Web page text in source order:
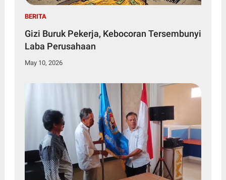
BERITA
Gizi Buruk Pekerja, Kebocoran Tersembunyi
Laba Perusahaan
May 10, 2026